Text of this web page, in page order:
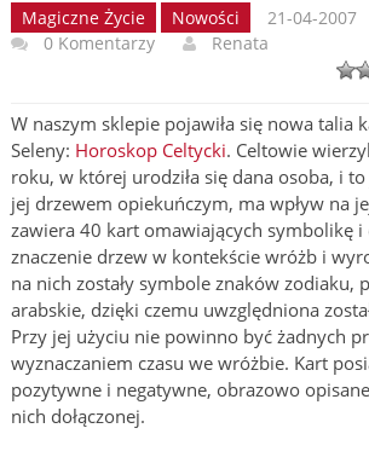
Magiczne Życie Nowości
21-04-2007
0 Komentarzy
Renata
W naszym sklepie pojawiła się nowa talia
Seleny: Horoskop Celtycki. Celtowie
roku, w której urodziła się dana osoba, i
jej drzewem opiekuńczym, ma wpływ na
zawiera 40 kart omawiających symbolikę i
znaczenie drzew w kontekście wróżb i
na nich zostały symbole znaków zodiaku,
arabskie, dzięki czemu uwzględniona
Przy jej użyciu nie powinno być żadnych
wyznaczaniem czasu we wróżbie. Kart
pozytywne i negatywne, obrazowo
nich dołączonej.